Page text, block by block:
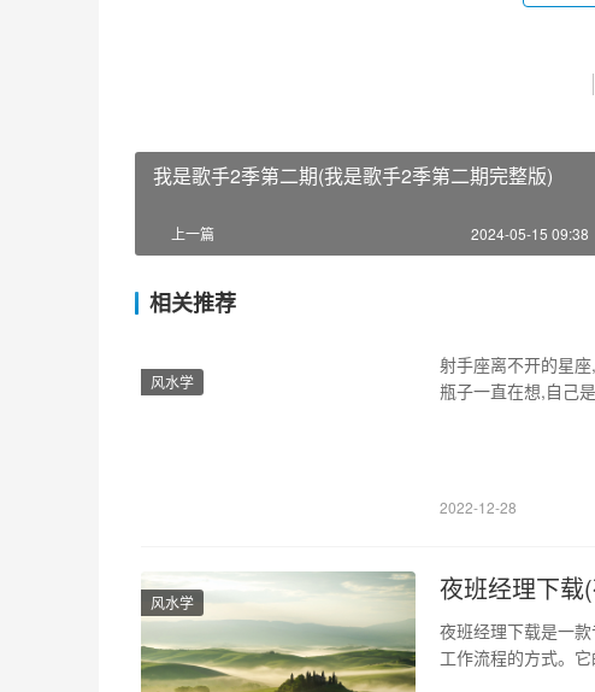
我是歌手2季第二期(我是歌手2季第二期完整版)
上一篇 2024-05-15 09:38
相关推荐
风水学
射手座离不开的星
瓶子一直在想,自己
2022-12-28
风水学 夜班经理下载
夜班经理下载是一
工作流程的方式。